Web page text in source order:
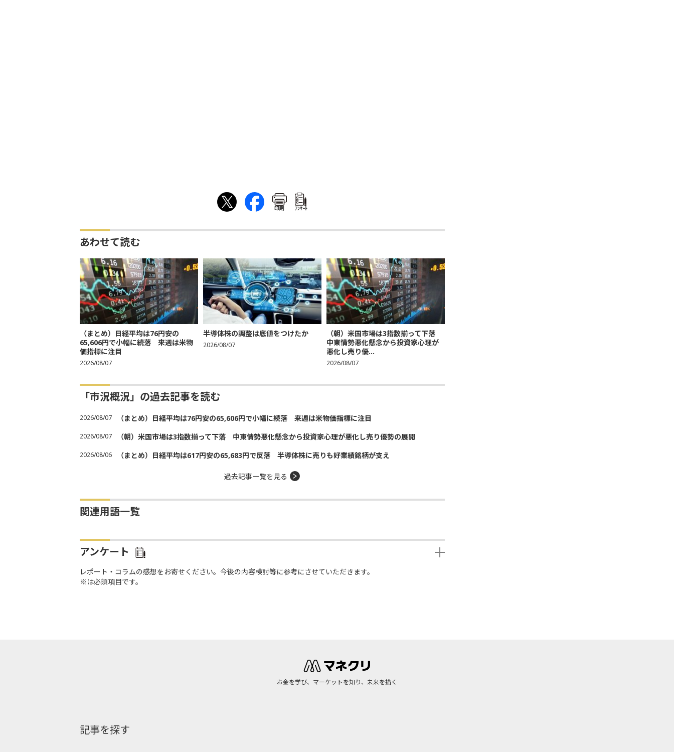
印刷 ｱﾝｹｰﾄ
あわせて読む
（まとめ）日経平均は76円安の
65,606円で小幅に続落 来週は米物
価指標に注目
2026/08/07
半導体株の調整は底値をつけたか
2026/08/07
（朝）米国市場は3指数揃って下落
中東情勢悪化懸念から投資家心理が
悪化し売り優...
2026/08/07
「市況概況」の過去記事を読む
2026/08/07 （まとめ）日経平均は76円安の65,606円で小幅に続落 来週は米物価指標に注目
2026/08/07 （朝）米国市場は3指数揃って下落 中東情勢悪化懸念から投資家心理が悪化し売り優勢の展開
2026/08/06 （まとめ）日経平均は617円安の65,683円で反落 半導体株に売りも好業績銘柄が支え
過去記事一覧を見る
関連用語一覧
アンケート
レポート・コラムの感想をお寄せください。今後の内容検討等に参考にさせていただきます。
※は必須項目です。
お金を学び、マーケットを知り、未来を描く
記事を探す